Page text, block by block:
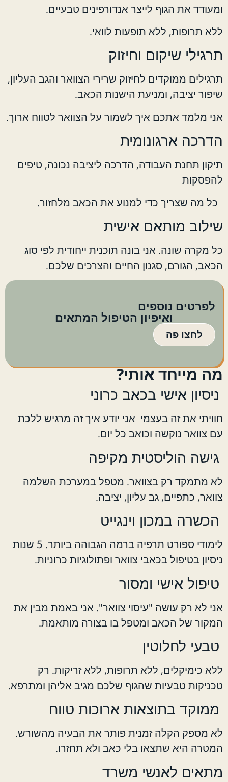
ומעודד את הגוף לייצר אנדורפינים טבעיים.
ללא תרופות, ללא תופעות לוואי.
תרגילי שיקום וחיזוק
תרגילים ממוקדים לחיזוק שרירי הצוואר והגב העליון,
שיפור יציבה, ומניעת הישנות הכאב.
אני מלמד אתכם איך לשמור על הצוואר לטווח ארוך.
הדרכה ארגונומית
תיקון תחנת העבודה, הדרכה ליציבה נכונה, טיפים
להפסקות
כל מה שצריך כדי למנוע את הכאב מלחזור.
שילוב מותאם אישית
כל מקרה שונה. אני בונה תוכנית ייחודית לפי סוג
הכאב, הגורם, סגנון החיים והצרכים שלכם.
לפרטים נוספים
ואיפיון הטיפול המתאים
לחצו פה
מה מייחד אותי?
ניסיון אישי בכאב כרוני
חוויתי את זה בעצמי אני יודע איך זה מרגיש ללכת
עם צוואר נוקשה וכואב כל יום.
גישה הוליסטית מקיפה
לא מתמקד רק בצוואר. מטפל במערכת השלמה
צוואר, כתפיים, גב עליון, יציבה.
הכשרה במכון וינגייט
לימודי ספורט תרפיה ברמה הגבוהה ביותר. 5 שנות
ניסיון בטיפול בכאבי צוואר ופתולוגיות כרוניות.
טיפול אישי ומסור
אני לא רק עושה "עיסוי צוואר". אני באמת מבין את
המקור של הכאב ומטפל בו בצורה מותאמת.
טבעי לחלוטין
ללא כימיקלים, ללא תרופות, ללא זריקות. רק
טכניקות טבעיות שהגוף שלכם מגיב אליהן ומתרפא.
ממוקד בתוצאות ארוכות טווח
לא מספק הקלה זמנית פותר את הבעיה מהשורש.
המטרה היא שתצאו בלי כאב ולא תחזרו.
מתאים לאנשי משרד